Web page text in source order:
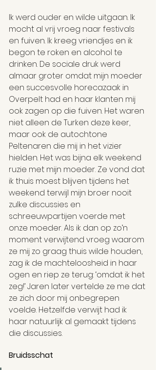
Ik werd ouder en wilde uitgaan. Ik
mocht al vrij vroeg naar festivals
en fuiven. Ik kreeg vriendjes en ik
begon te roken en alcohol te
drinken. De sociale druk werd
almaar groter omdat mijn moeder
een succesvolle horecazaak in
Overpelt had en haar klanten mij
ook zagen op die fuiven. Het waren
niet alleen de Turken deze keer,
maar ook de autochtone
Peltenaren die mij in het vizier
hielden. Het was bijna elk weekend
ruzie met mijn moeder. Ze vond dat
ik thuis moest blijven tijdens het
weekend terwijl mijn broer nooit
zulke discussies en
schreeuwpartijen voerde met
onze moeder. Als ik dan op zo’n
moment verwijtend vroeg waarom
ze mij zo graag thuis wilde houden,
zag ik de machteloosheid in haar
ogen en riep ze terug: ‘omdat ik het
zeg!’ Jaren later vertelde ze me dat
ze zich door mij onbegrepen
voelde. Hetzelfde verwijt had ik
haar natuurlijk al gemaakt tijdens
die discussies.
Bruidsschat